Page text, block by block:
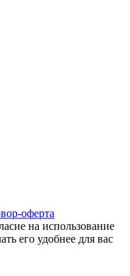
оферта
на использование
его удобнее для вас